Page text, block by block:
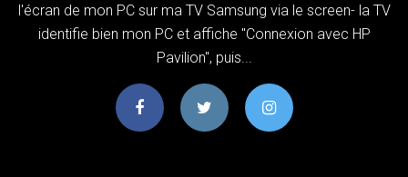
l'écran de mon PC sur ma TV Samsung via le screen- la TV
identifie bien mon PC et affiche "Connexion avec HP
Pavilion", puis...